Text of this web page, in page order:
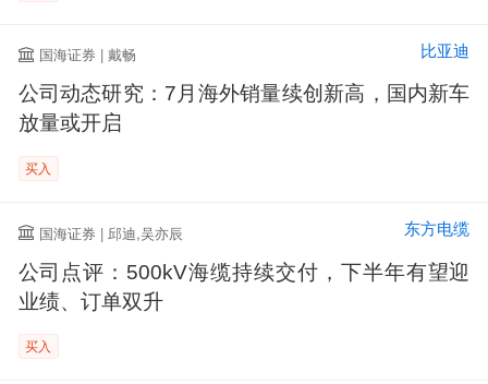
国海证券 | 戴畅 比亚迪
公司动态研究：7月海外销量续创新高，国内新车
放量或开启
买入
国海证券 | 邱迪,吴亦辰 东方电缆
公司点评：500kV海缆持续交付，下半年有望迎
业绩、订单双升
买入